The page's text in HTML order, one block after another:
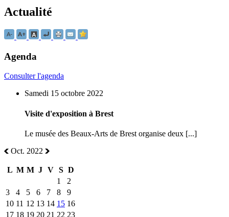
Actualité
Agenda
Consulter l'agenda
Samedi 15 octobre 2022
Visite d'exposition à Brest
Le musée des Beaux-Arts de Brest organise deux [...]
Oct. 2022
L M M J V S D
1
2
3
4 5 6 7 8
9
10 11 12 13 14 15 16
17 18 19 20 21 22 23